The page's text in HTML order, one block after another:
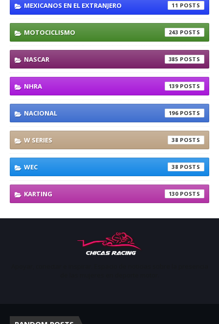
MEXICANOS EN EL EXTRANJERO 11
MOTOCICLISMO 243
NASCAR 385
NHRA 139
NACIONAL 196
W SERIES 38
WEC 38
KARTING 130